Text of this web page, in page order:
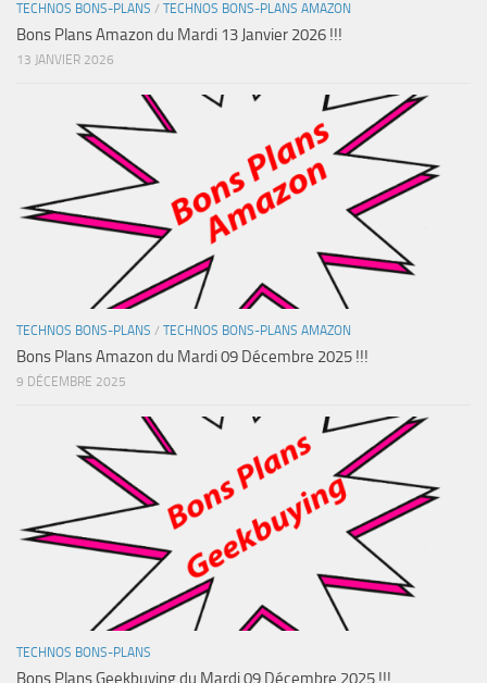
TECHNOS BONS-PLANS / TECHNOS BONS-PLANS AMAZON
Bons Plans Amazon du Mardi 13 Janvier 2026 !!!
13 JANVIER 2026
TECHNOS BONS-PLANS / TECHNOS BONS-PLANS AMAZON
Bons Plans Amazon du Mardi 09 Décembre 2025 !!!
9 DÉCEMBRE 2025
TECHNOS BONS-PLANS
Bons Plans Geekbuying du Mardi 09 Décembre 2025 !!!